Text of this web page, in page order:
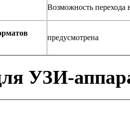
Возможность
предусмотрена
УЗИ-